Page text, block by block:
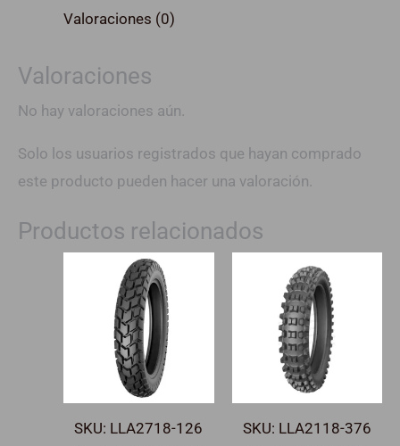
Valoraciones (0)
Valoraciones
No hay valoraciones aún.
Solo los usuarios registrados que hayan comprado
este producto pueden hacer una valoración.
Productos relacionados
SKU: LLA2718-126
SKU: LLA2118-376